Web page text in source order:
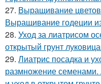
27. Выращивание
Выращивание годеции
28. Уход за лиатрисом
открытый грунт
29. Лиатрис посадка и
размножение семенами.